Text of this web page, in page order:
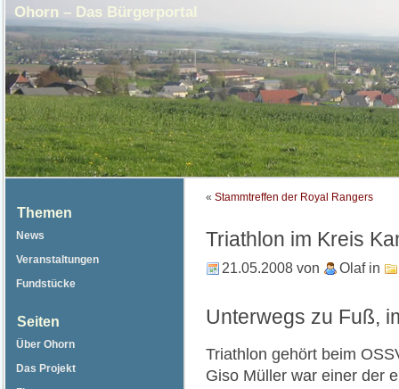
Ohorn – Das Bürgerportal
« Stammtreffen der Royal Rangers
Triathlon im Kreis
21.05.2008 von Olaf in
Unterwegs zu Fuß,
Triathlon gehört beim
Giso Müller war einer der
Themen
News
Veranstaltungen
Fundstücke
Seiten
Über Ohorn
Das Projekt